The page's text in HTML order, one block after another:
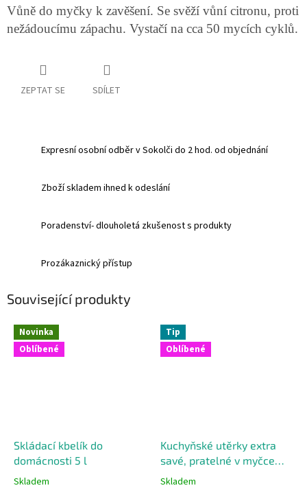
Vůně do myčky k zavěšení. Se svěží vůní citronu, proti
nežádoucímu zápachu. Vystačí na cca 50 mycích cyklů.
ZEPTAT SE SDÍLET
Expresní osobní odběr v Sokolči do 2 hod. od objednání
Zboží skladem ihned k odeslání
Poradenství- dlouholetá zkušenost s produkty
Prozákaznický přístup
Související produkty
Novinka
Oblíbené
Skládací kbelík do
domácnosti 5 l
Skladem
Tip
Oblíbené
Kuchyňské utěrky extra
savé, pratelné v myčce
nádobí, 5 ks
Skladem